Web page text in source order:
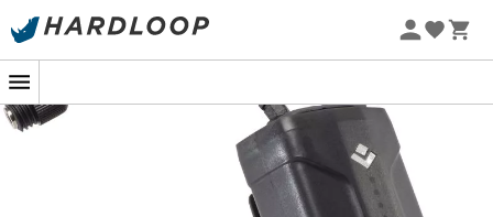
-5% Extra - Kode Summer5